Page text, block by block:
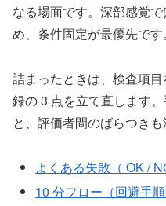
なる場面です。深部感覚
め、条件固定が最優先です。
詰まったときは、検査項
録の 3 点を立て直します
と、評価者間のばらつきも
よくある失敗（ OK /
10 分フロー（回避手